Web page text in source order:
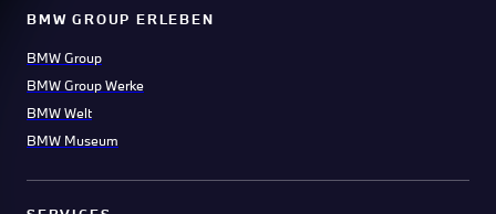
BMW GROUP ERLEBEN
BMW Group
BMW Group Werke
BMW Welt
BMW Museum